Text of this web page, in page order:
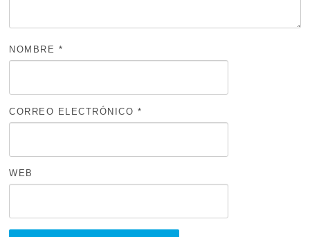
NOMBRE *
CORREO ELECTRÓNICO *
WEB